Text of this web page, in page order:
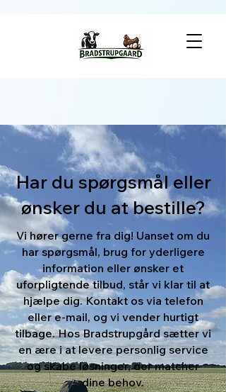
Har du spørgsmål eller
ønsker du at bestille?
Vi hører gerne fra dig! Uanset om du
har spørgsmål, brug for yderligere
information eller ønsker et
uforpligtende tilbud, står vi klar til at
hjælpe dig. Kontakt os via telefon
eller e-mail, og vi vender hurtigt
tilbage. Hos Bradstrupgård sætter vi
en ære i at levere personlig service
og skabe løsninger, der matcher
dine behov.